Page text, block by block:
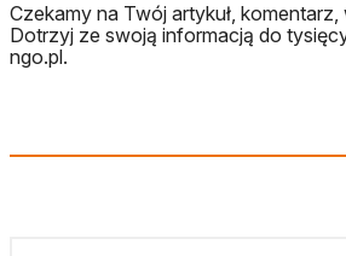
Czekamy na Twój artykuł,
Dotrzyj ze swoją informacją do
ngo.pl.